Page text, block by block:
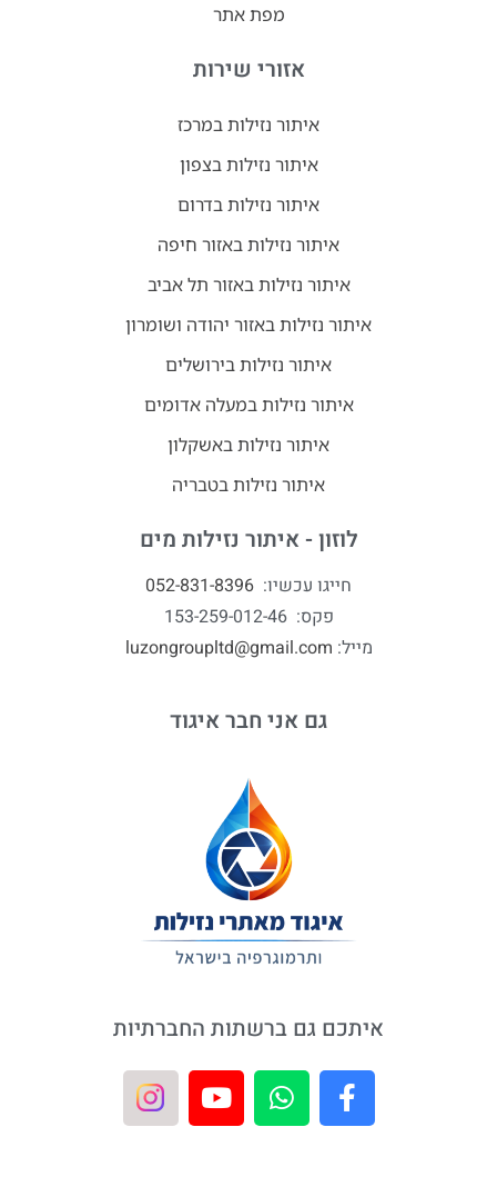
מפת אתר
אזורי שירות
איתור נזילות במרכז
איתור נזילות בצפון
איתור נזילות בדרום
איתור נזילות באזור חיפה
איתור נזילות באזור תל אביב
איתור נזילות באזור יהודה ושומרון
איתור נזילות בירושלים
איתור נזילות במעלה אדומים
איתור נזילות באשקלון
איתור נזילות בטבריה
לוזון - איתור נזילות מים
חייגו עכשיו: 052-831-8396
פקס: 153-259-012-46
מייל: luzongroupltd@gmail.com
גם אני חבר איגוד
איתכם גם ברשתות החברתיות